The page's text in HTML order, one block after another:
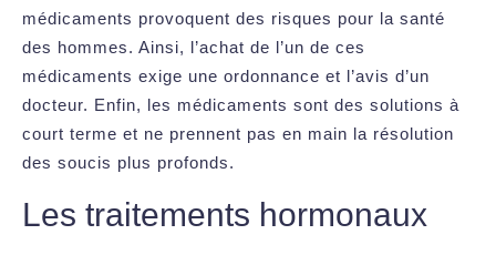
médicaments provoquent des risques pour la santé
des hommes. Ainsi, l’achat de l’un de ces
médicaments exige une ordonnance et l’avis d’un
docteur. Enfin, les médicaments sont des solutions à
court terme et ne prennent pas en main la résolution
des soucis plus profonds.
Les traitements hormonaux